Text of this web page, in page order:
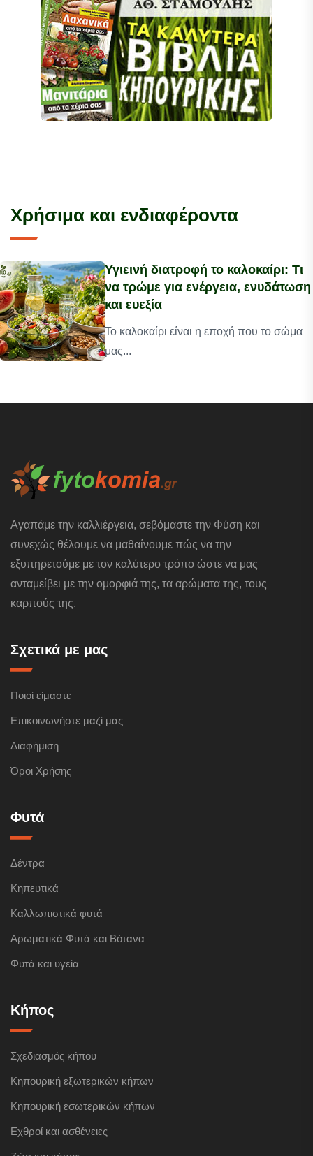
Χρήσιμα και ενδιαφέροντα
Υγιεινή διατροφή το καλοκαίρι: Τι
να τρώμε για ενέργεια, ενυδάτωση
και ευεξία
Το καλοκαίρι είναι η εποχή που το σώμα
μας...
Αγαπάμε την καλλιέργεια, σεβόμαστε την Φύση και
συνεχώς θέλουμε να μαθαίνουμε πώς να την
εξυπηρετούμε με τον καλύτερο τρόπο ώστε να μας
ανταμείβει με την ομορφιά της, τα αρώματα της, τους
καρπούς της.
Σχετικά με μας
Ποιοί είμαστε
Επικοινωνήστε μαζί μας
Διαφήμιση
Όροι Χρήσης
Φυτά
Δέντρα
Κηπευτικά
Καλλωπιστικά φυτά
Αρωματικά Φυτά και Βότανα
Φυτά και υγεία
Κήπος
Σχεδιασμός κήπου
Κηπουρική εξωτερικών κήπων
Κηπουρική εσωτερικών κήπων
Εχθροί και ασθένειες